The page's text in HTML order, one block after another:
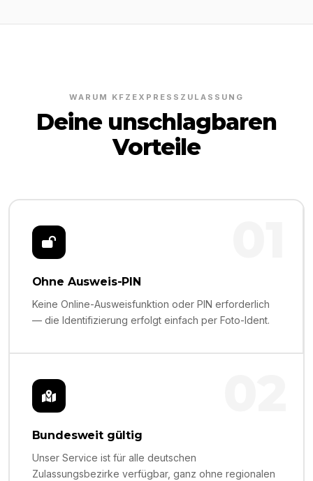
WARUM KFZEXPRESSZULASSUNG
Deine unschlagbaren
Vorteile
Ohne Ausweis-PIN
Keine Online-Ausweisfunktion oder PIN erforderlich
— die Identifizierung erfolgt einfach per Foto-Ident.
Bundesweit gültig
Unser Service ist für alle deutschen
Zulassungsbezirke verfügbar, ganz ohne regionalen